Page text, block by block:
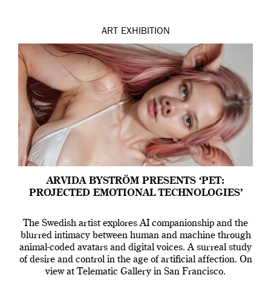
ART EXHIBITION
ARVIDA BYSTRÖM PRESENTS ‘PET:
PROJECTED EMOTIONAL TECHNOLOGIES’
The Swedish artist explores AI companionship and the
blurred intimacy between human and machine through
animal-coded avatars and digital voices. A surreal study
of desire and control in the age of artificial affection. On
view at Telematic Gallery in San Francisco.